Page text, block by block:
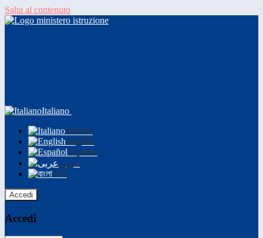
Salta al contenuto
Italiano
Italiano
English
Español
عربى
বাংলা
Accedi
Accedi